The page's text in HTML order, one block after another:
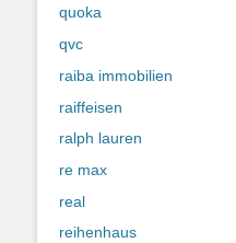
quoka
qvc
raiba immobilien
raiffeisen
ralph lauren
re max
real
reihenhaus